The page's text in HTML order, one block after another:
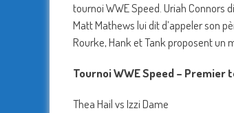
tournoi WWE Speed. Uriah Connors
Matt Mathews lui dit d’appeler son
Rourke, Hank et Tank proposent un
Tournoi WWE Speed – Premier
Thea Hail vs Izzi Dame